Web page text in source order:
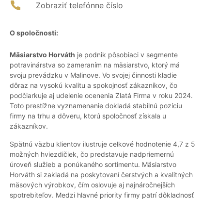
Zobraziť telefónne číslo
O spoločnosti:
Mäsiarstvo Horváth je podnik pôsobiaci v segmente
potravinárstva so zameraním na mäsiarstvo, ktorý má
svoju prevádzku v Malinove. Vo svojej činnosti kladie
dôraz na vysokú kvalitu a spokojnosť zákazníkov, čo
podčiarkuje aj udelenie ocenenia Zlatá Firma v roku 2024.
Toto prestížne vyznamenanie dokladá stabilnú pozíciu
firmy na trhu a dôveru, ktorú spoločnosť získala u
zákazníkov.
Spätnú väzbu klientov ilustruje celkové hodnotenie 4,7 z 5
možných hviezdičiek, čo predstavuje nadpriemernú
úroveň služieb a ponúkaného sortimentu. Mäsiarstvo
Horváth si zakladá na poskytovaní čerstvých a kvalitných
mäsových výrobkov, čím oslovuje aj najnáročnejších
spotrebiteľov. Medzi hlavné priority firmy patrí dôkladnosť